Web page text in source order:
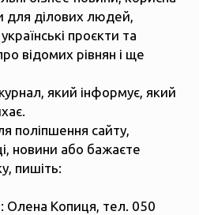
для ділових людей,
проєкти та
відомих рівнян і ще
який інформує, який
поліпшення сайту,
новини або бажаєте
пишіть:
Олена Копиця, тел. 050